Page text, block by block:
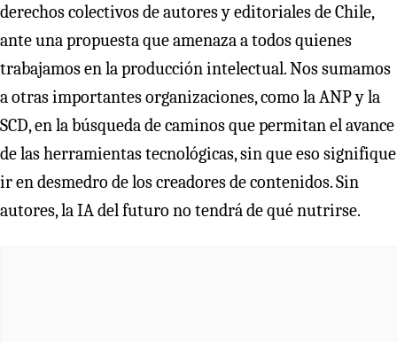
derechos colectivos de autores y editoriales de Chile,
ante una propuesta que amenaza a todos quienes
trabajamos en la producción intelectual. Nos sumamos
a otras importantes organizaciones, como la ANP y la
SCD, en la búsqueda de caminos que permitan el avance
de las herramientas tecnológicas, sin que eso signifique
ir en desmedro de los creadores de contenidos. Sin
autores, la IA del futuro no tendrá de qué nutrirse.